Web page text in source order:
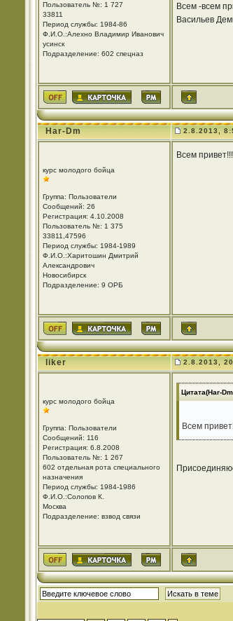
Пользователь №: 1 727
33811
Период службы: 1984-86
Ф.И.О.:Алехно Владимир Иванович
усинск
Подразделение: 602 спецназ
Всем -всем
Васильев
Har-Dm 2.8.2013,
курс молодого бойца
Группа: Пользователи
Сообщений: 26
Регистрация: 4.10.2008
Пользователь №: 1 375
33811,47596
Период службы: 1984-1989
Ф.И.О.:Харитошин Дмитрий
Александрович
Новосибирск
Подразделение: 9 ОРБ
Всем
liker 2.8.2013,
курс молодого бойца
Группа: Пользователи
Сообщений: 116
Регистрация: 6.8.2008
Пользователь №: 1 267
602 отдельная рота специального
назначения
Период службы: 1984-1986
Ф.И.О.:Солопов К.
Москва
Подразделение: взвод связи
Цитата(Har-
Всем